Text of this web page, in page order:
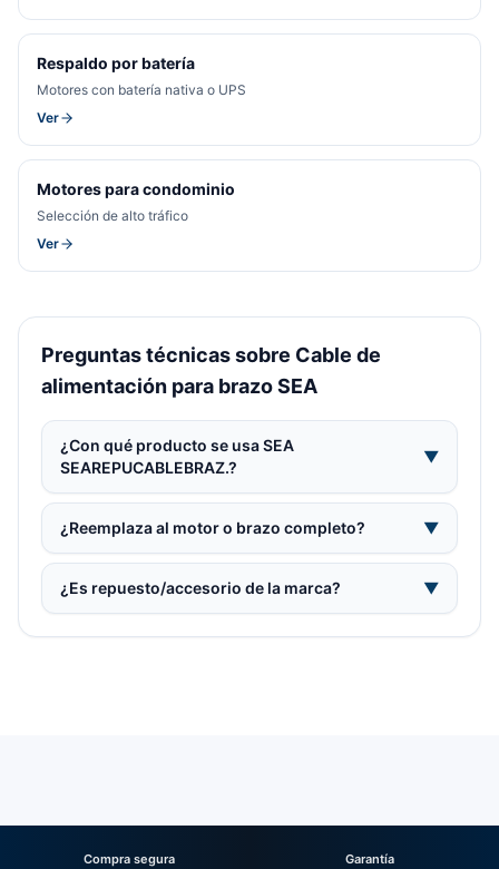
Respaldo por batería
Motores con batería nativa o UPS
Ver
Motores para condominio
Selección de alto tráfico
Ver
Preguntas técnicas sobre Cable de
alimentación para brazo SEA
¿Con qué producto se usa SEA
SEAREPUCABLEBRAZ.?
▼
¿Reemplaza al motor o brazo completo? ▼
¿Es repuesto/accesorio de la marca? ▼
Compra segura Garantía